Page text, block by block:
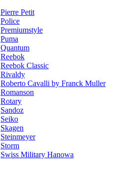
Pierre Petit
Police
Premiumstyle
Puma
Quantum
Reebok
Reebok Classic
Rivaldy
Roberto Cavalli by Franck Muller
Romanson
Rotary
Sandoz
Seiko
Skagen
Steinmeyer
Storm
Swiss Military Hanowa